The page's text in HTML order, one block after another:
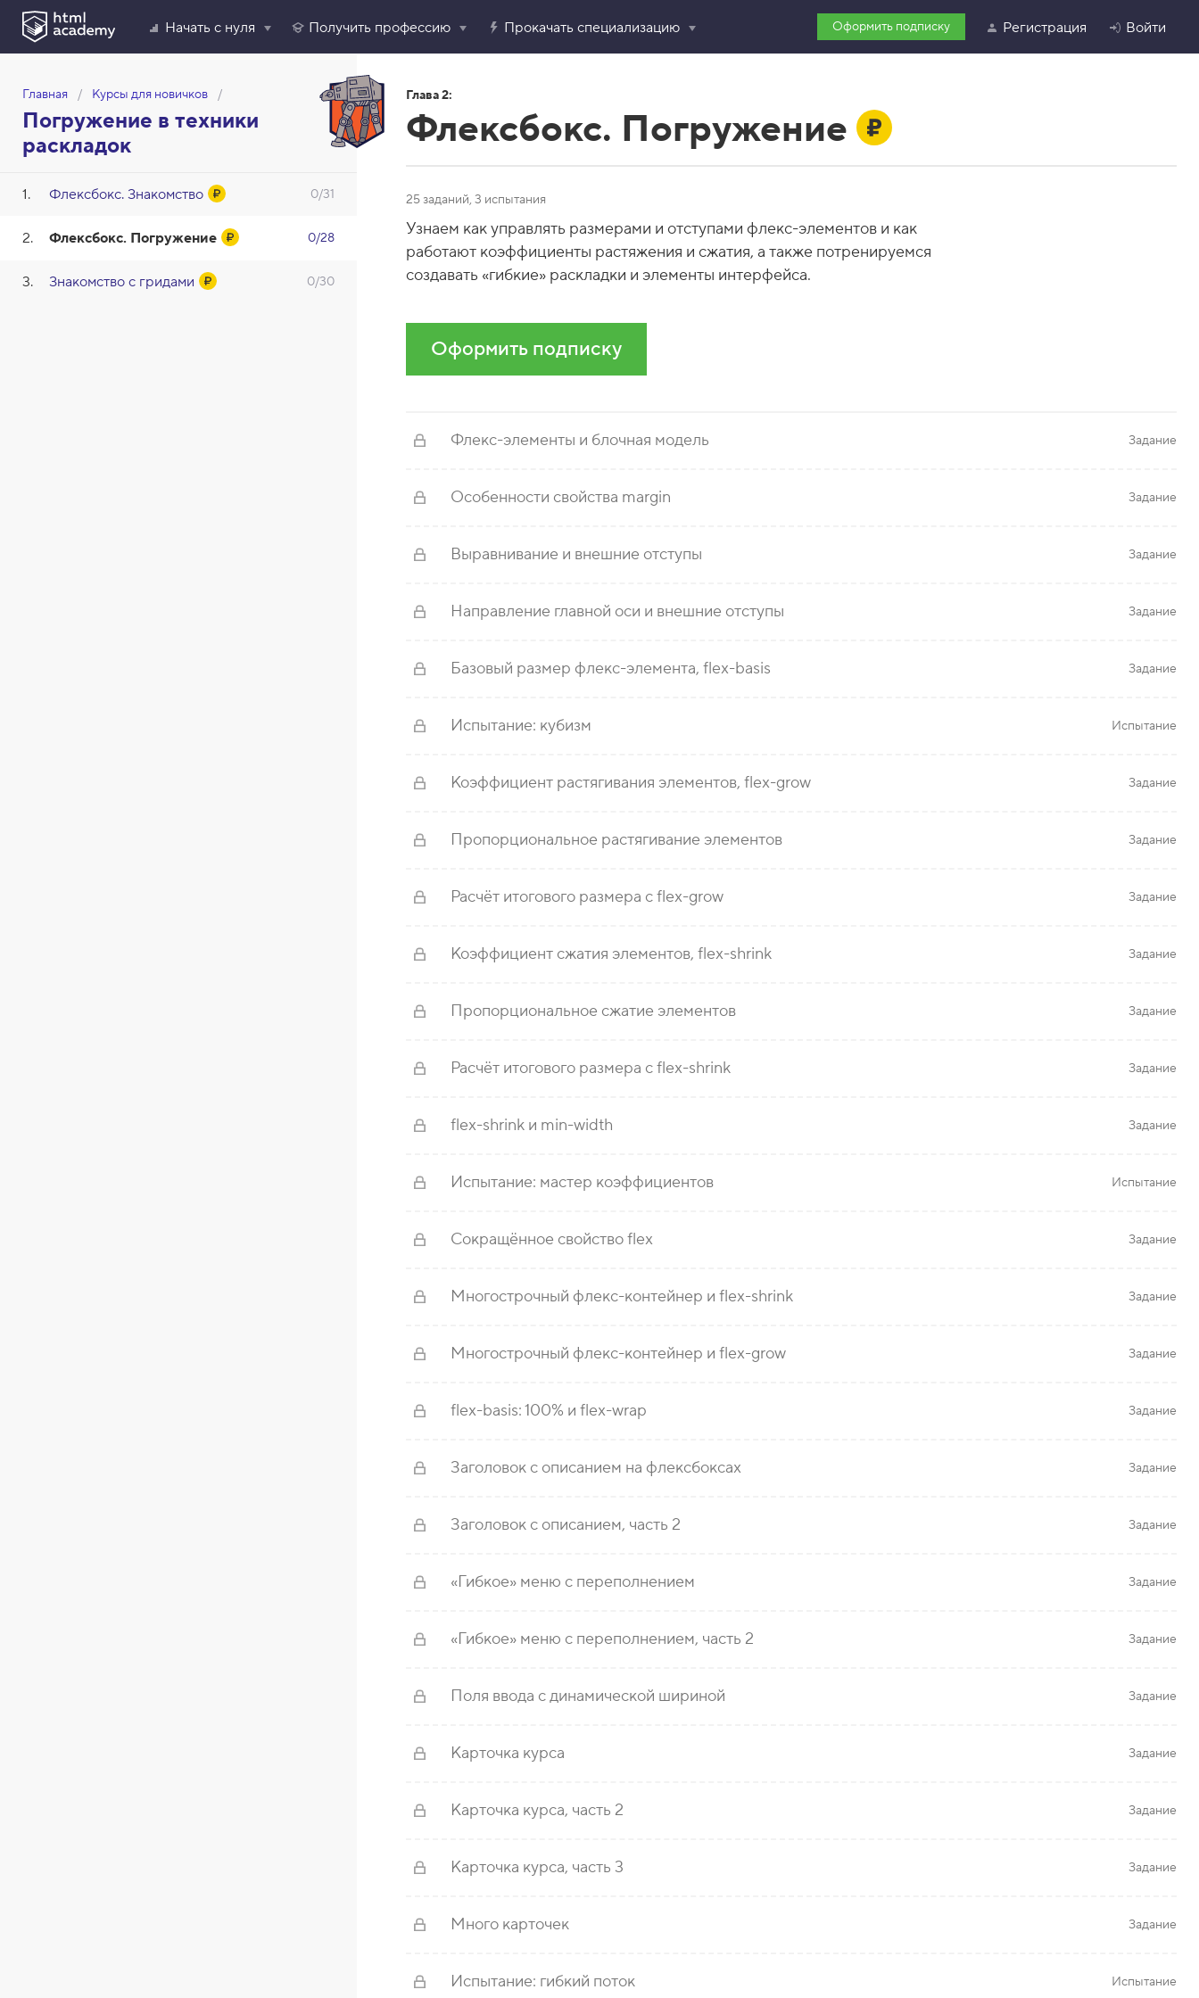
Начать с нуля Получить профессию Прокачать специализацию Оформить подписку Регистрация Войти
Главная Курсы для новичков
Погружение в техники
раскладок
Флексбокс. Знакомство 0/31
Флексбокс. Погружение 0/28
Знакомство с гридами 0/30
Глава 2:
Флексбокс. Погружение
25 заданий, 3 испытания
Узнаем как управлять размерами и отступами флекс-элементов и как
работают коэффициенты растяжения и сжатия, а также потренируемся
создавать «гибкие» раскладки и элементы интерфейса.
Оформить подписку
Флекс-элементы и блочная модель Задание
Особенности свойства margin Задание
Выравнивание и внешние отступы Задание
Направление главной оси и внешние отступы Задание
Базовый размер флекс-элемента, flex-basis Задание
Испытание: кубизм Испытание
Коэффициент растягивания элементов, flex-grow Задание
Пропорциональное растягивание элементов Задание
Расчёт итогового размера с flex-grow Задание
Коэффициент сжатия элементов, flex-shrink Задание
Пропорциональное сжатие элементов Задание
Расчёт итогового размера с flex-shrink Задание
flex-shrink и min-width Задание
Испытание: мастер коэффициентов Испытание
Сокращённое свойство flex Задание
Многострочный флекс-контейнер и flex-shrink Задание
Многострочный флекс-контейнер и flex-grow Задание
flex-basis: 100% и flex-wrap Задание
Заголовок с описанием на флексбоксах Задание
Заголовок с описанием, часть 2 Задание
«Гибкое» меню с переполнением Задание
«Гибкое» меню с переполнением, часть 2 Задание
Поля ввода с динамической шириной Задание
Карточка курса Задание
Карточка курса, часть 2 Задание
Карточка курса, часть 3 Задание
Много карточек Задание
Испытание: гибкий поток Испытание